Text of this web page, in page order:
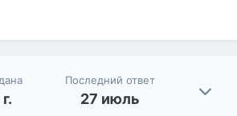
Последний ответ
27 июль